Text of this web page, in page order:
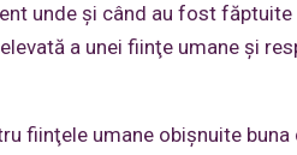
unde şi când au fost
a unei fiinţe umane şi
fiinţele umane obişnuite buna